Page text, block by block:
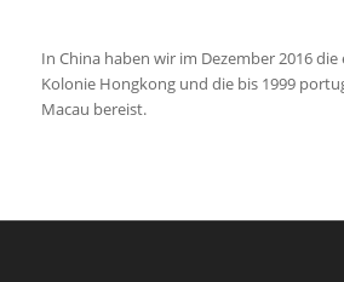
In China haben wir im Dezember 2016
Kolonie Hongkong und die bis 1999
Macau bereist.